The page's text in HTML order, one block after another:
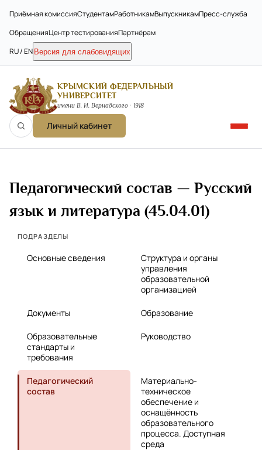
Приёмная комиссияСтудентамРаботникамВыпускникамПресс-служба
ОбращенияЦентр тестированияПартнёрам
RU / EN Версия для слабовидящих
КРЫМСКИЙ ФЕДЕРАЛЬНЫЙ
УНИВЕРСИТЕТ
имени В. И. Вернадского · 1918
Личный кабинет
Педагогический состав — Русский
язык и литература (45.04.01)
ПОДРАЗДЕЛЫ
Основные сведения
Структура и органы
управления
образовательной
организацией
Документы Образование
Образовательные
стандарты и
требования
Руководство
Педагогический
состав
Материально-
техническое
обеспечение и
оснащённость
образовательного
процесса. Доступная
среда